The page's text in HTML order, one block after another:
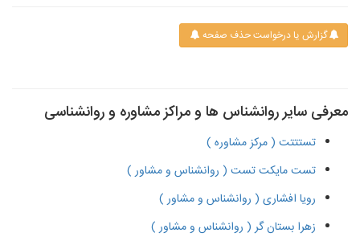
گزارش یا درخواست حذف صفحه
معرفی سایر روانشناس ها و مراکز مشاوره و روانشناسی
تستتتت ( مرکز مشاوره )
تست مایکت تست ( روانشناس و مشاور )
رویا افشاری ( روانشناس و مشاور )
زهرا بستان گر ( روانشناس و مشاور )